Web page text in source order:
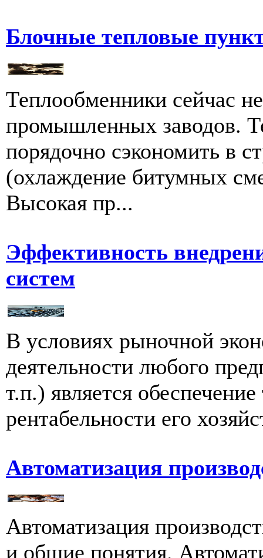
Блочные тепловые
Теплообменники сейчас
промышленных заводов.
порядочно сэкономить в
(охлаждение битумных
Высокая пр...
Эффективность
систем
В условиях рыночной
деятельности любого
т.п.) является
рентабельности его
Автоматизация
Автоматизация
и общие понятия.